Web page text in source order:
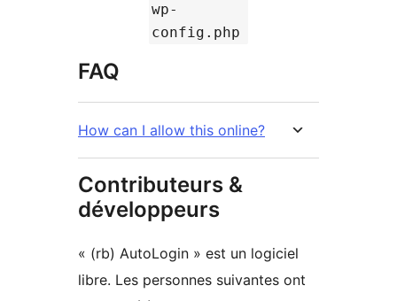
wp-
config.php
FAQ
How can I allow this online?
Contributeurs &
développeurs
« (rb) AutoLogin » est un logiciel
libre. Les personnes suivantes ont